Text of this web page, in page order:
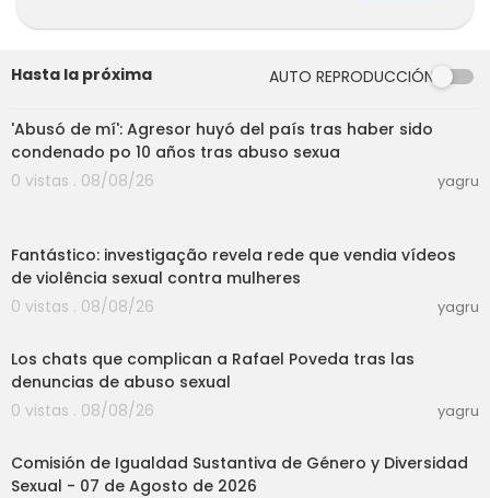
Hasta la próxima AUTO REPRODUCCIÓN
11:14
'Abusó de mí': Agresor huyó del país tras haber sido
condenado po 10 años tras abuso sexua
0 vistas . 08/08/26
yagru
Fantástico: investigação revela rede que vendia vídeos
de violência sexual contra mulheres
0 vistas . 08/08/26
yagru
Los chats que complican a Rafael Poveda tras las
denuncias de abuso sexual
0 vistas . 08/08/26
yagru
Comisión de Igualdad Sustantiva de Género y Diversidad
Sexual - 07 de Agosto de 2026